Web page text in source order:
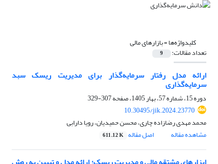
کلیدواژه‌ها =بازارهای مالی
تعداد مقالات: 9
ارائه مدل رفتار سرمایه‌گذار برای مدیریت ریسک سبد
سرمایه‌گذاری
دوره 15، شماره 57، بهار 1405، صفحه
307-329
10.30495/jik.2024.23770
محمد مهدی رضازاده چاری، محسن حمیدیان، رویا دارابی
مشاهده مقاله
اصل مقاله 611.12 K